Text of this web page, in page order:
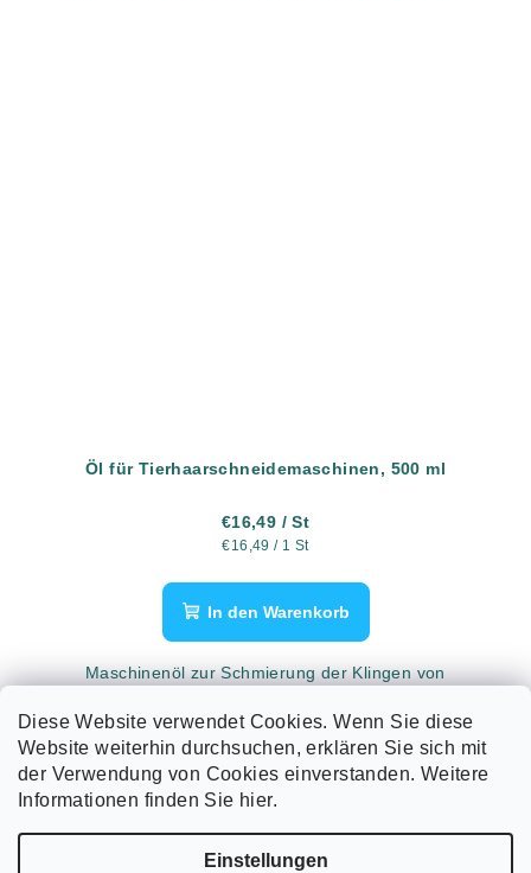
Diese Website verwendet Cookies. Wenn Sie diese
Website weiterhin durchsuchen, erklären Sie sich mit
der Verwendung von Cookies einverstanden. Weitere
Informationen finden Sie hier.
Einstellungen
Öl für Tierhaarschneidemaschinen, 500 ml
€16,49 / St
Verkaufspreis:
€16,49 / 1 St
In den Warenkorb
Maschinenöl zur Schmierung der Klingen von
S
t
e
4 Artikel insgesamt